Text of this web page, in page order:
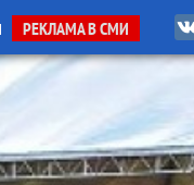
РЕКЛАМА В СМИ